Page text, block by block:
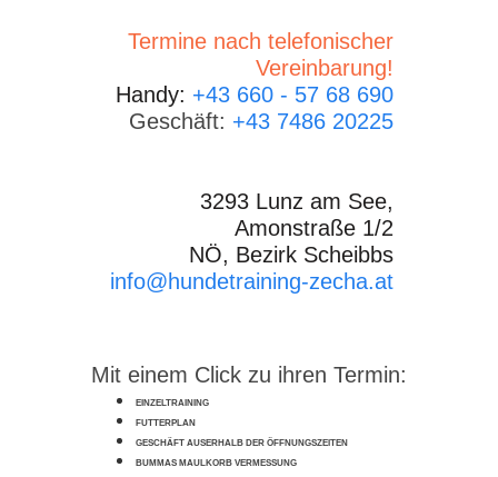
Termine nach telefonischer
Vereinbarung!
Handy: +43 660 - 57 68 690
Geschäft: +43 7486 20225
3293 Lunz am See,
Amonstraße 1/2
NÖ, Bezirk Scheibbs
info@hundetraining-zecha.at
Mit einem Click zu ihren Termin:
EINZELTRAINING
FUTTERPLAN
GESCHÄFT AUSERHALB DER ÖFFNUNGSZEITEN
BUMMAS MAULKORB VERMESSUNG